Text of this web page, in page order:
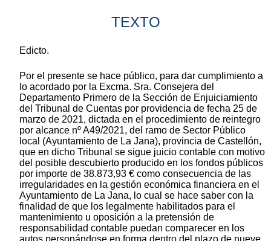
TEXTO
Edicto.
Por el presente se hace público, para dar cumplimiento a
lo acordado por la Excma. Sra. Consejera del
Departamento Primero de la Sección de Enjuiciamiento
del Tribunal de Cuentas por providencia de fecha 25 de
marzo de 2021, dictada en el procedimiento de reintegro
por alcance nº A49/2021, del ramo de Sector Público
local (Ayuntamiento de La Jana), provincia de Castellón,
que en dicho Tribunal se sigue juicio contable con motivo
del posible descubierto producido en los fondos públicos
por importe de 38.873,93 € como consecuencia de las
irregularidades en la gestión económica financiera en el
Ayuntamiento de La Jana, lo cual se hace saber con la
finalidad de que los legalmente habilitados para el
mantenimiento u oposición a la pretensión de
responsabilidad contable puedan comparecer en los
autos personándose en forma dentro del plazo de nueve